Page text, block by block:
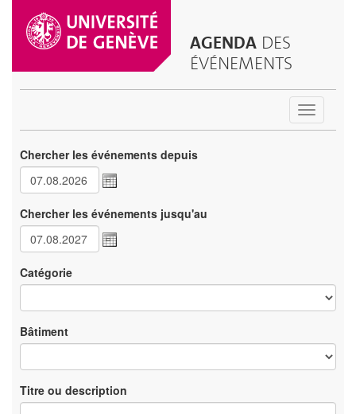
AGENDA DES
ÉVÉNEMENTS
Toggle
Chercher les événements depuis
Chercher les événements jusqu'au
Catégorie
Bâtiment
Titre ou description